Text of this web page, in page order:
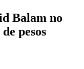
Balam no
pesos